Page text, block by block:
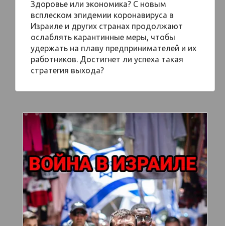
Здоровье или экономика? С новым
всплеском эпидемии коронавируса в
Израиле и других странах продолжают
ослаблять карантинные меры, чтобы
удержать на плаву предпринимателей и их
работников. Достигнет ли успеха такая
стратегия выхода?